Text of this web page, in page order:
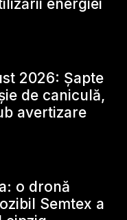
energiei
2026: Șapte
de caniculă,
avertizare
o dronă
Semtex a